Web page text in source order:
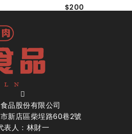
$200
品股份有限公司
新店區柴埕路60巷2號
表人：林財一